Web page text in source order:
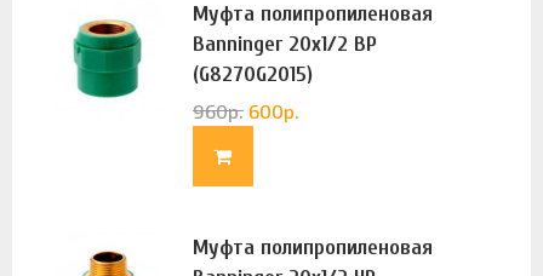
Муфта полипропиленовая
Banninger 20х1/2 ВР
(G8270G2015)
960р. 600р.
Муфта полипропиленовая